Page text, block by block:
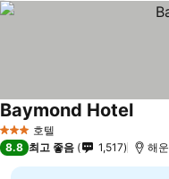
3 성급 호텔
Baymond Hotel
8.8 최고 좋음 1,517 해